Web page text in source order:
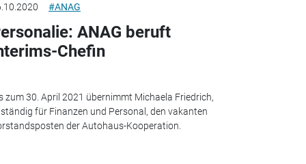
#ANAG
ANAG beruft
Chefin
zum 30. April 2021 übernimmt Michaela Friedrich,
für Finanzen und Personal, den vakanten
der Autohaus-Kooperation.